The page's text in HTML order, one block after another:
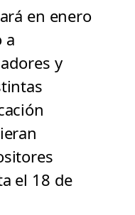
en enero
a
y
el 18 de